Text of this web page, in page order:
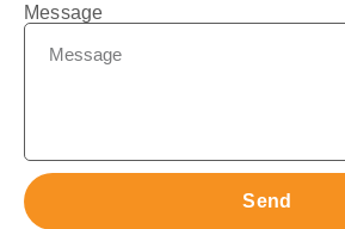
Message
Send